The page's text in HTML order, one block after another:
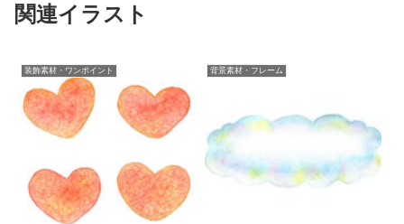
関連イラスト
装飾素材・ワンポイント 背景素材・フレーム